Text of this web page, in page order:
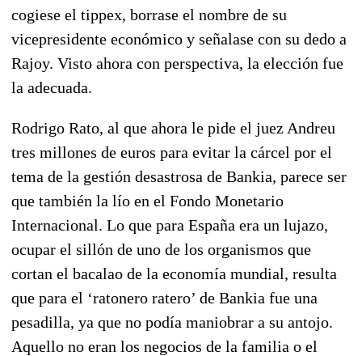
cogiese el tippex, borrase el nombre de su
vicepresidente económico y señalase con su dedo a
Rajoy. Visto ahora con perspectiva, la elección fue
la adecuada.
Rodrigo Rato, al que ahora le pide el juez Andreu
tres millones de euros para evitar la cárcel por el
tema de la gestión desastrosa de Bankia, parece ser
que también la lío en el Fondo Monetario
Internacional. Lo que para España era un lujazo,
ocupar el sillón de uno de los organismos que
cortan el bacalao de la economía mundial, resulta
que para el ‘ratonero ratero’ de Bankia fue una
pesadilla, ya que no podía maniobrar a su antojo.
Aquello no eran los negocios de la familia o el